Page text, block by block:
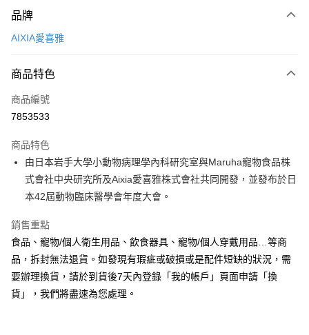
信用卡一次付款
3 期 0 利率 每期
合作金庫商業銀行
上海商業儲蓄銀行
臺灣中小企業銀行
匯豐（台灣）商業銀行
華泰商業銀行
聯邦商業銀行
遠東國際商業銀行
元大商業銀行
永豐商業銀行
台新國際商業銀行
台灣樂天信用卡公司
超商取貨付款
LINE Pay
Apple Pay
悠遊付
Google Pay
全盈+PAY
AFTEE先享後付
相關說明
【關於「AFTEE先享後付」】
AFTEE先享後付是「在收到商品之後才付款」的支付方式。 讓您購物簡單
ATM付款
品牌
AIXIA愛喜雅
商品特色
商品編號
7853533
商品特色
由日本岩手大學小動物病理學內科研究室與Maruha寵物食品株
式會社中央研究所及Aixia愛喜雅株式會社共同開發，並發布於日
本42屆動物臨床醫學會年度大會。
銷售重點
食品、寵物/個人衛生用品、飲食器具、寵物/個人穿戴用品…等商
品，拆封無法退貨。如發現有瑕疵或破損或是配件短缺的狀況，需
要辦理換貨，請於到貨後7天內登錄「我的帳戶」頁面申請「換
貨」，我們將盡速為您處理。